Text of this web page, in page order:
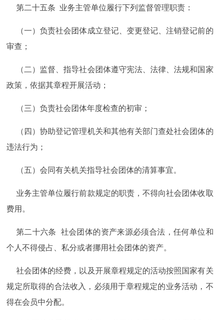
第二十五条 业务主管单位履行下列监督管理职责：
（一）负责社会团体成立登记、变更登记、注销登记前的
审查；
（二）监督、指导社会团体遵守宪法、法律、法规和国家
政策，依据其章程开展活动；
（三）负责社会团体年度检查的初审；
（四）协助登记管理机关和其他有关部门查处社会团体的
违法行为；
（五）会同有关机关指导社会团体的清算事宜。
业务主管单位履行前款规定的职责，不得向社会团体收取
费用。
第二十六条 社会团体的资产来源必须合法，任何单位和
个人不得侵占、私分或者挪用社会团体的资产。
社会团体的经费，以及开展章程规定的活动按照国家有关
规定所取得的合法收入，必须用于章程规定的业务活动，不
得在会员中分配。